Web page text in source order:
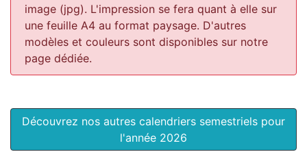
image (jpg). L'impression se fera quant à elle sur
une feuille A4 au format paysage. D'autres
modèles et couleurs sont disponibles sur notre
page dédiée.
Découvrez nos autres calendriers semestriels pour
l'année 2026